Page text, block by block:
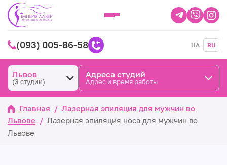
(093) 005-86-58 UA RU
Львов
(3 студии)
Адреса студий
Адрес и время работы
Главная / Лазерная эпиляция для мужчин во
Львове
/ Лазерная эпиляция носа для мужчин во
Львове